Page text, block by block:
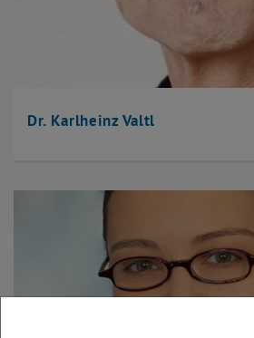
Dr. Karlheinz Valtl